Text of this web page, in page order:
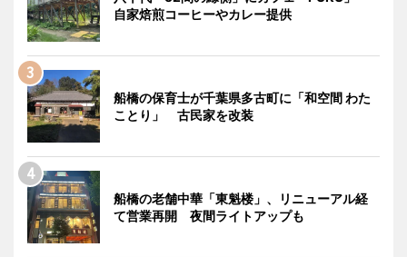
自家焙煎コーヒーやカレー提供
船橋の保育士が千葉県多古町に「和空間 わた
ことり」 古民家を改装
船橋の老舗中華「東魁楼」、リニューアル経
て営業再開 夜間ライトアップも